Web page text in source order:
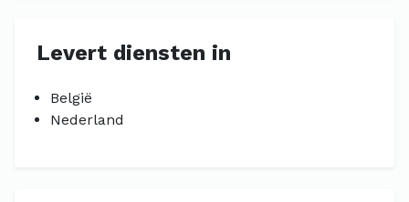
Levert diensten in
België
Nederland